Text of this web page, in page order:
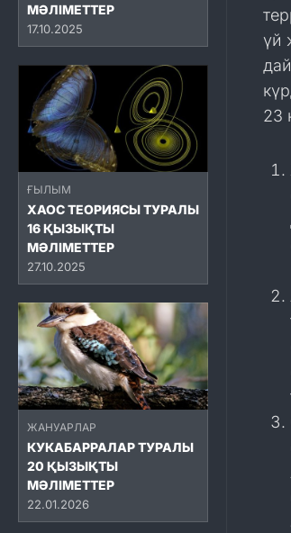
МӘЛІМЕТТЕР
17.10.2025
ҒЫЛЫМ
ХАОС ТЕОРИЯСЫ ТУРАЛЫ
16 ҚЫЗЫҚТЫ
МӘЛІМЕТТЕР
27.10.2025
ЖАНУАРЛАР
КУКАБАРРАЛАР ТУРАЛЫ
20 ҚЫЗЫҚТЫ
МӘЛІМЕТТЕР
22.01.2026
үй
23